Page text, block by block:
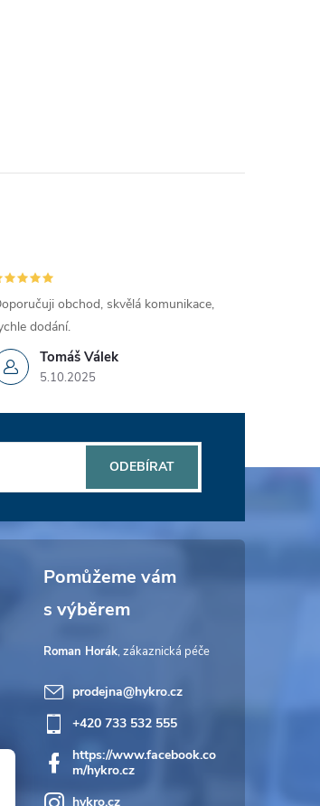
Tomáš Válek
5.10.2025
obchod, skvělá komunikace,
dodání.
ODEBÍRAT
Roman Horák
prodejna@hykro.cz
+420 733 532 555
https://www.facebook.co
m/hykro.cz
hykro.cz